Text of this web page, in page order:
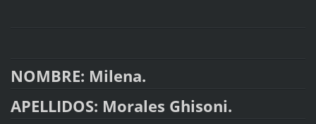
NOMBRE: Milena.
APELLIDOS: Morales Ghisoni.